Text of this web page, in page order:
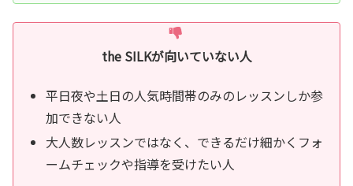
the SILKが向いていない人
平日夜や土日の人気時間帯のみのレッスンしか参
加できない人
大人数レッスンではなく、できるだけ細かくフォ
ームチェックや指導を受けたい人